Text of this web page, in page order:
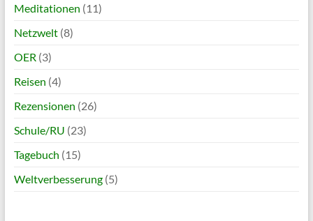
Meditationen (11)
Netzwelt(8)
OER (3)
Reisen (4)
Rezensionen (26)
Schule/RU (23)
Tagebuch (15)
Weltverbesserung(5)